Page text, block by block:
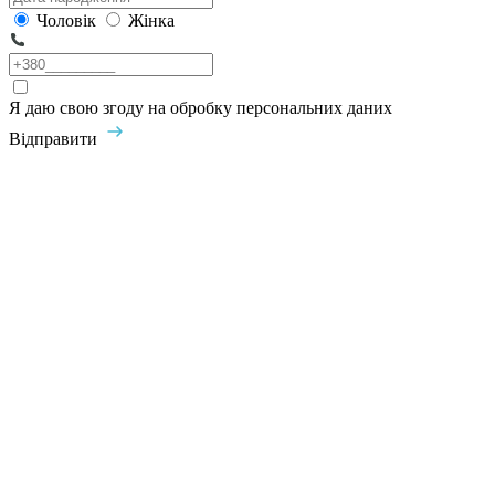
Чоловік Жінка
Я даю свою згоду на обробку персональних даних
Відправити